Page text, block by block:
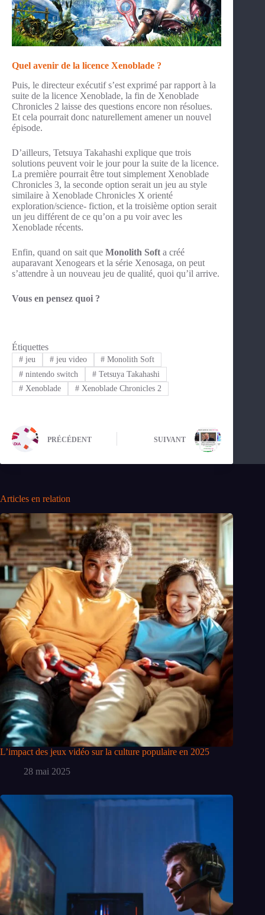
Quel avenir de la licence Xenoblade ?
Puis, le directeur exécutif s’est exprimé par rapport à la
suite de la licence Xenoblade, la fin de Xenoblade
Chronicles 2 laisse des questions encore non résolues.
Et cela pourrait donc naturellement amener un nouvel
épisode.
D’ailleurs, Tetsuya Takahashi explique que trois
solutions peuvent voir le jour pour la suite de la licence.
La première pourrait être tout simplement Xenoblade
Chronicles 3, la seconde option serait un jeu au style
similaire à Xenoblade Chronicles X orienté
exploration/science- fiction, et la troisième option serait
un jeu différent de ce qu’on a pu voir avec les
Xenoblade récents.
Enfin, quand on sait que Monolith Soft a créé
auparavant Xenogears et la série Xenosaga, on peut
s’attendre à un nouveau jeu de qualité, quoi qu’il arrive.
Vous en pensez quoi ?
Étiquettes
#jeu #jeu video # Monolith Soft
#nintendo switch #Tetsuya Takahashi
#Xenoblade #Xenoblade Chronicles 2
PRÉCÉDENT SUIVANT
Articles en relation
L’impact des jeux vidéo sur la culture populaire en 2025
28 mai 2025